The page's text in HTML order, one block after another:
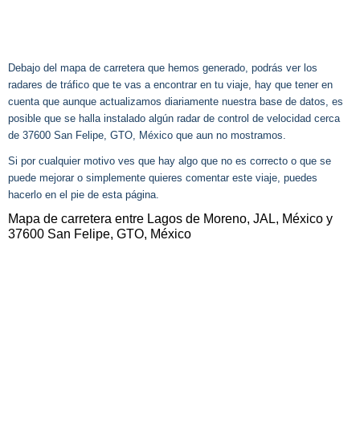
Debajo del mapa de carretera que hemos generado, podrás ver los
radares de tráfico que te vas a encontrar en tu viaje, hay que tener en
cuenta que aunque actualizamos diariamente nuestra base de datos, es
posible que se halla instalado algún radar de control de velocidad cerca
de 37600 San Felipe, GTO, México que aun no mostramos.
Si por cualquier motivo ves que hay algo que no es correcto o que se
puede mejorar o simplemente quieres comentar este viaje, puedes
hacerlo en el pie de esta página.
Mapa de carretera entre Lagos de Moreno, JAL, México y
37600 San Felipe, GTO, México